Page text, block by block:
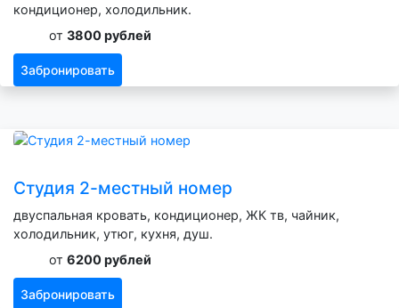
кондиционер, холодильник.
от 3800 рублей
Забронировать
Студия 2-местный номер
двуспальная кровать, кондиционер, ЖК тв, чайник,
холодильник, утюг, кухня, душ.
от 6200 рублей
Забронировать